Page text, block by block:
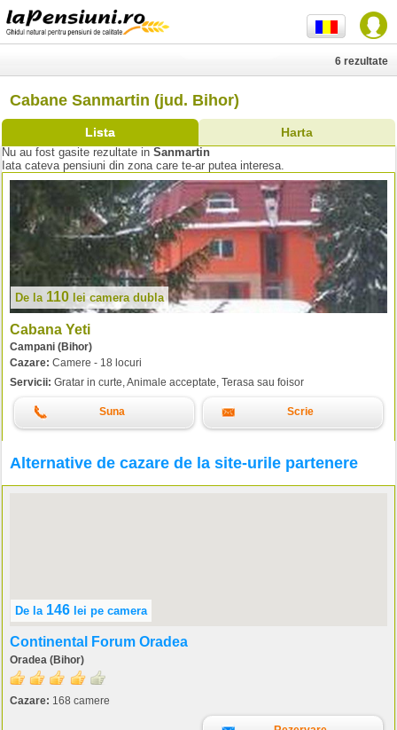
Cabane Sanmartin (jud. Bihor)
Lista Harta
6 rezultate
Nu au fost gasite rezultate in Sanmartin
Iata cateva pensiuni din zona care te-ar putea interesa.
De la 110 lei camera dubla
Cabana Yeti
Campani (Bihor)
Cazare: Camere - 18 locuri
Servicii: Gratar in curte, Animale acceptate, Terasa sau foisor
Suna Scrie
Alternative de cazare de la site-urile partenere
De la 146 lei pe camera
Continental Forum Oradea
Oradea (Bihor)
Cazare: 168 camere